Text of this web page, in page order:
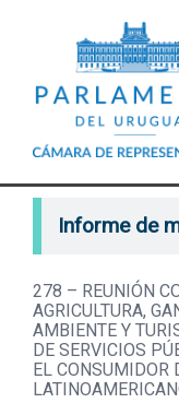
Informe de
278 – REUNIÓN
AGRICULTURA,
AMBIENTE Y
DE SERVICIOS
EL CONSUMIDOR